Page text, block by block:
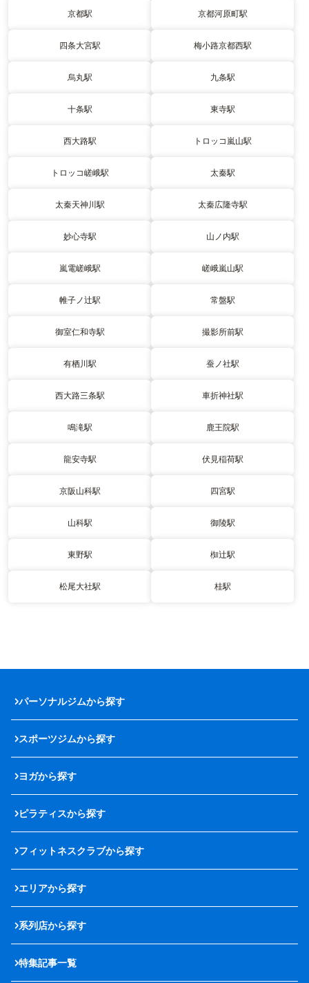
京都駅 京都河原町駅
四条大宮駅 梅小路京都西駅
烏丸駅 九条駅
十条駅 東寺駅
西大路駅 トロッコ嵐山駅
トロッコ嵯峨駅 太秦駅
太秦天神川駅 太秦広隆寺駅
妙心寺駅 山ノ内駅
嵐電嵯峨駅 嵯峨嵐山駅
帷子ノ辻駅 常盤駅
御室仁和寺駅 撮影所前駅
有栖川駅 蚕ノ社駅
西大路三条駅 車折神社駅
鳴滝駅 鹿王院駅
龍安寺駅 伏見稲荷駅
京阪山科駅 四宮駅
山科駅 御陵駅
東野駅 椥辻駅
松尾大社駅 桂駅
パーソナルジムから探す
スポーツジムから探す
ヨガから探す
ピラティスから探す
フィットネスクラブから探す
エリアから探す
系列店から探す
特集記事一覧